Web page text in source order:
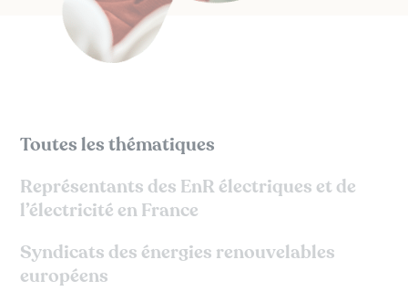
Toutes les thématiques
Représentants des EnR électriques et de
l’électricité en France
Syndicats des énergies renouvelables
européens